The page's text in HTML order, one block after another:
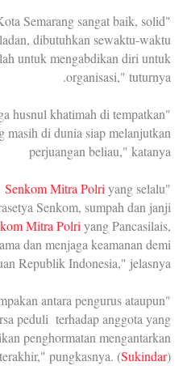
"Beliau Anggota
Semarang sangat baik, solid
dibutuhkan sewaktu-waktu
untuk mengabdikan diri untuk
organisasi," tuturnya.
husnul khatimah di tempatkan
di dunia siap melanjutkan
perjuangan beliau," katanya
"Hari ini wujud Pengabdian
Senkom Mitra Polri yang selalu
Senkom, sumpah dan janji
Mitra Polri yang Pancasilais,
dan menjaga keamanan demi
Republik Indonesia," jelasnya.
antara pengurus ataupun
peduli terhadap anggota yang
penghormatan mengantarkan
pungkasnya. (Sukindar)